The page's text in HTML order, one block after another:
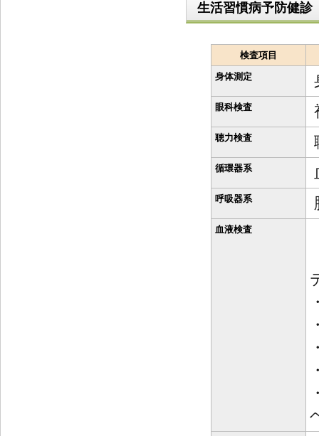
生活習慣病予防健診
検査項目
身体測定
眼科検査
聴力検査
循環器系
呼吸器系
血液検査